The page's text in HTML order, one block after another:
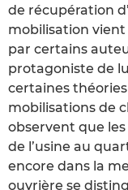
de récupération
mobilisation
par certains
protagoniste de
certaines
mobilisations de
observent que
de l’usine au
encore dans la
ouvrière se